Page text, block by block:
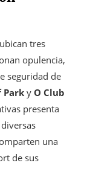
tres
opulencia,
seguridad de
Park y O Club
presenta
una
de sus